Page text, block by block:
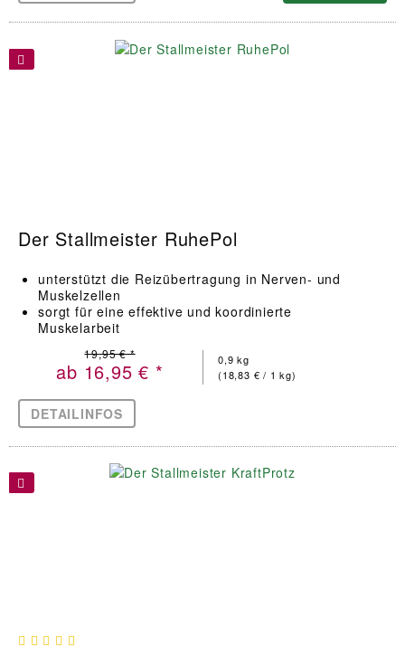
Der Stallmeister RuhePol
unterstützt die Reizübertragung in Nerven- und
Muskelzellen
sorgt für eine effektive und koordinierte
Muskelarbeit
0,9 kg
(18,83 € / 1 kg)
ab 16,95 € *
19,95 € *
DETAILINFOS